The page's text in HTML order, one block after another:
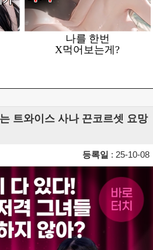
트와이스 사나 끈코르셋 요망
등록일 : 25-10-08